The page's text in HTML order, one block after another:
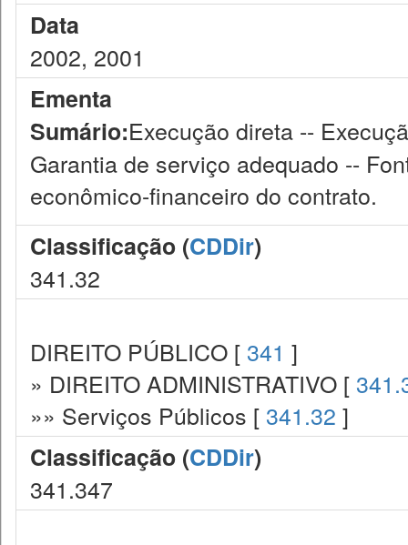
Data
2002, 2001
Ementa
Sumário:Execução direta --
Garantia de serviço adequado --
econômico-financeiro do contrato.
Classificação (CDDir)
341.32
DIREITO PÚBLICO [ 341 ]
» DIREITO ADMINISTRATIVO [
»» Serviços Públicos [ 341.32 ]
Classificação (CDDir)
341.347